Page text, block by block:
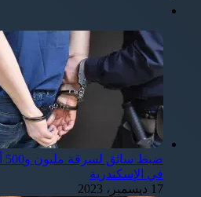
في الإسكندرية
17 ديسمبر، 2023